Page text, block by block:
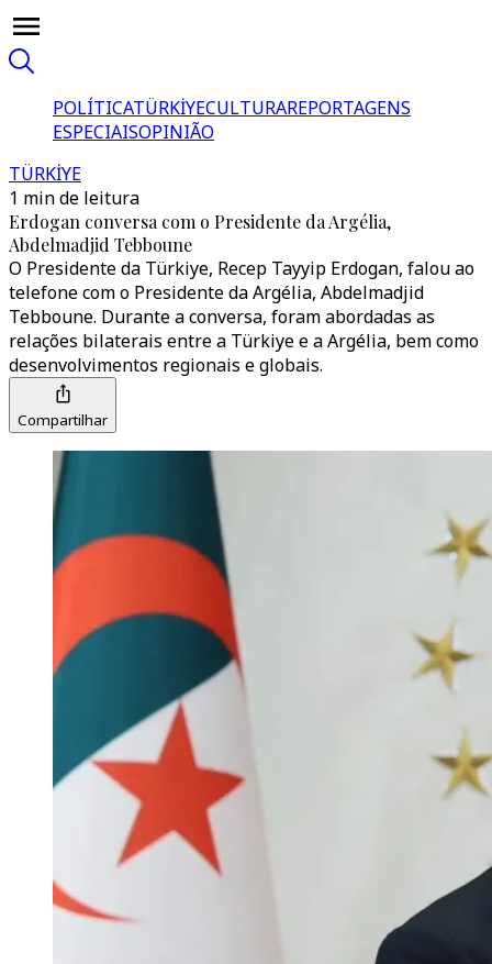
POLÍTICATÜRKİYECULTURAREPORTAGENS
ESPECIAISOPINIÃO
TÜRKİYE
1 min de leitura
Erdogan conversa com o Presidente da Argélia,
Abdelmadjid Tebboune
O Presidente da Türkiye, Recep Tayyip Erdogan, falou ao
telefone com o Presidente da Argélia, Abdelmadjid
Tebboune. Durante a conversa, foram abordadas as
relações bilaterais entre a Türkiye e a Argélia, bem como
desenvolvimentos regionais e globais.
Compartilhar